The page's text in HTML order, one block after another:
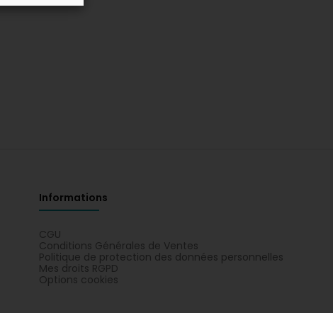
Informations
CGU
Conditions Générales de Ventes
Politique de protection des données personnelles
Mes droits RGPD
Options cookies